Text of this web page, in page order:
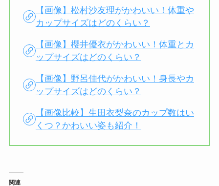
【画像】松村沙友理がかわいい！体重や
カップサイズはどのくらい？
【画像】櫻井優衣がかわいい！体重とカ
ップサイズはどのくらい？
【画像】野呂佳代がかわいい！身長やカ
ップサイズはどのくらい？
【画像比較】生田衣梨奈のカップ数はい
くつ？かわいい姿も紹介！
関連